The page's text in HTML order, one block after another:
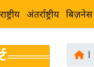
राष्ट्रीय अंतर्राष्ट्रीय बिज़नेस